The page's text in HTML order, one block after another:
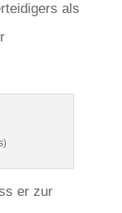
als
er zur